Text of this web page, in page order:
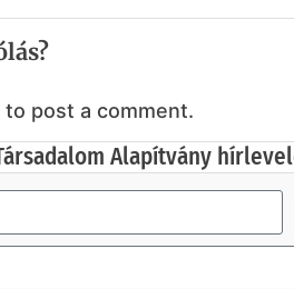
post a comment.
Alapítvány